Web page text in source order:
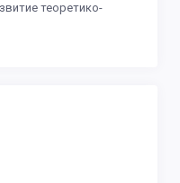
теоретико-